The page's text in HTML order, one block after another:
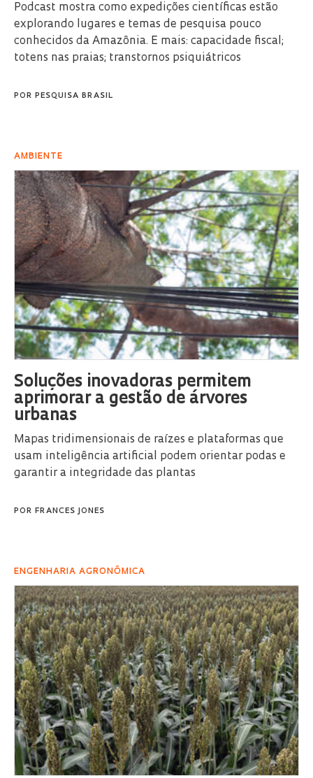
Podcast mostra como expedições científicas estão
explorando lugares e temas de pesquisa pouco
conhecidos da Amazônia. E mais: capacidade fiscal;
totens nas praias; transtornos psiquiátricos
POR PESQUISA BRASIL
AMBIENTE
Soluções inovadoras permitem
aprimorar a gestão de árvores
urbanas
Mapas tridimensionais de raízes e plataformas que
usam inteligência artificial podem orientar podas e
garantir a integridade das plantas
POR FRANCES JONES
ENGENHARIA AGRONÔMICA